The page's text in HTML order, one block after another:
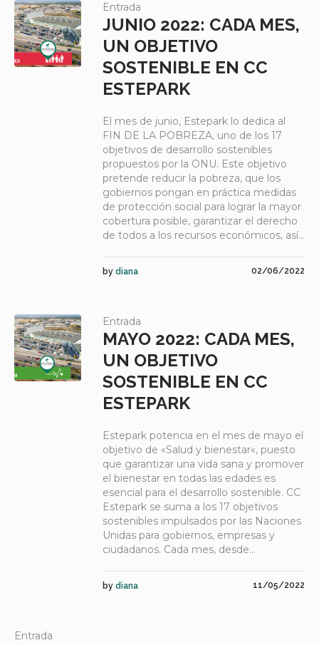
Entrada
JUNIO 2022: CADA MES,
UN OBJETIVO
SOSTENIBLE EN CC
ESTEPARK
El mes de junio, Estepark lo dedica al
FIN DE LA POBREZA, uno de los 17
objetivos de desarrollo sostenibles
propuestos por la ONU. Este objetivo
pretende reducir la pobreza, que los
gobiernos pongan en práctica medidas
de protección social para lograr la mayor
cobertura posible, garantizar el derecho
de todos a los recursos económicos, así...
02/06/2022
by diana
Entrada
MAYO 2022: CADA MES,
UN OBJETIVO
SOSTENIBLE EN CC
ESTEPARK
Estepark potencia en el mes de mayo el
objetivo de «Salud y bienestar«, puesto
que garantizar una vida sana y promover
el bienestar en todas las edades es
esencial para el desarrollo sostenible. CC
Estepark se suma a los 17 objetivos
sostenibles impulsados por las Naciones
Unidas para gobiernos, empresas y
ciudadanos. Cada mes, desde...
11/05/2022
by diana
Entrada